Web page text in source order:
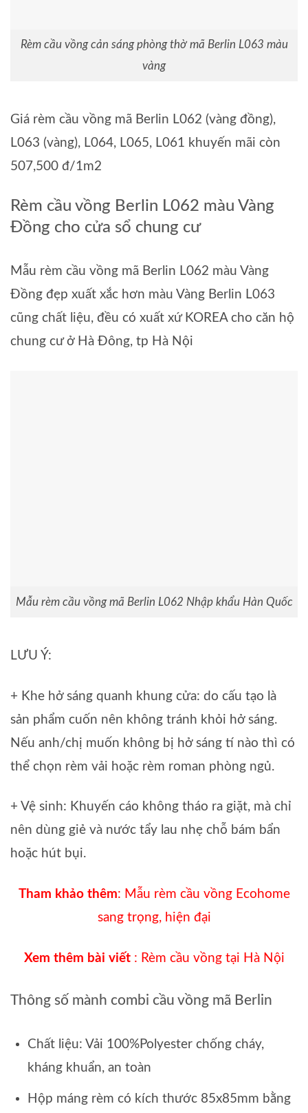
Rèm cầu vồng cản sáng phòng thờ mã Berlin L063 màu
vàng
Giá rèm cầu vồng mã Berlin L062 (vàng đồng),
L063 (vàng), L064, L065, L061 khuyến mãi còn
507,500 đ/1m2
Rèm cầu vồng Berlin L062 màu Vàng
Đồng cho cửa sổ chung cư
Mẫu rèm cầu vồng mã Berlin L062 màu Vàng
Đồng đẹp xuất xắc hơn màu Vàng Berlin L063
cũng chất liệu, đều có xuất xứ KOREA cho căn hộ
chung cư ở Hà Đông, tp Hà Nội
Mẫu rèm cầu vồng mã Berlin L062 Nhập khẩu Hàn Quốc
LƯU Ý:
+ Khe hở sáng quanh khung cửa: do cấu tạo là
sản phẩm cuốn nên không tránh khỏi hở sáng.
Nếu anh/chị muốn không bị hở sáng tí nào thì có
thể chọn rèm vải hoặc rèm roman phòng ngủ.
+ Vệ sinh: Khuyến cáo không tháo ra giặt, mà chỉ
nên dùng giẻ và nước tẩy lau nhẹ chỗ bám bẩn
hoặc hút bụi.
Tham khảo thêm: Mẫu rèm cầu vồng Ecohome
sang trọng, hiện đại
Xem thêm bài viết: Rèm cầu vồng tại Hà Nội
Thông số mành combi cầu vồng mã Berlin
Chất liệu: Vải 100%Polyester chống cháy,
kháng khuẩn, an toàn
Hộp máng rèm có kích thước 85x85mm bằng